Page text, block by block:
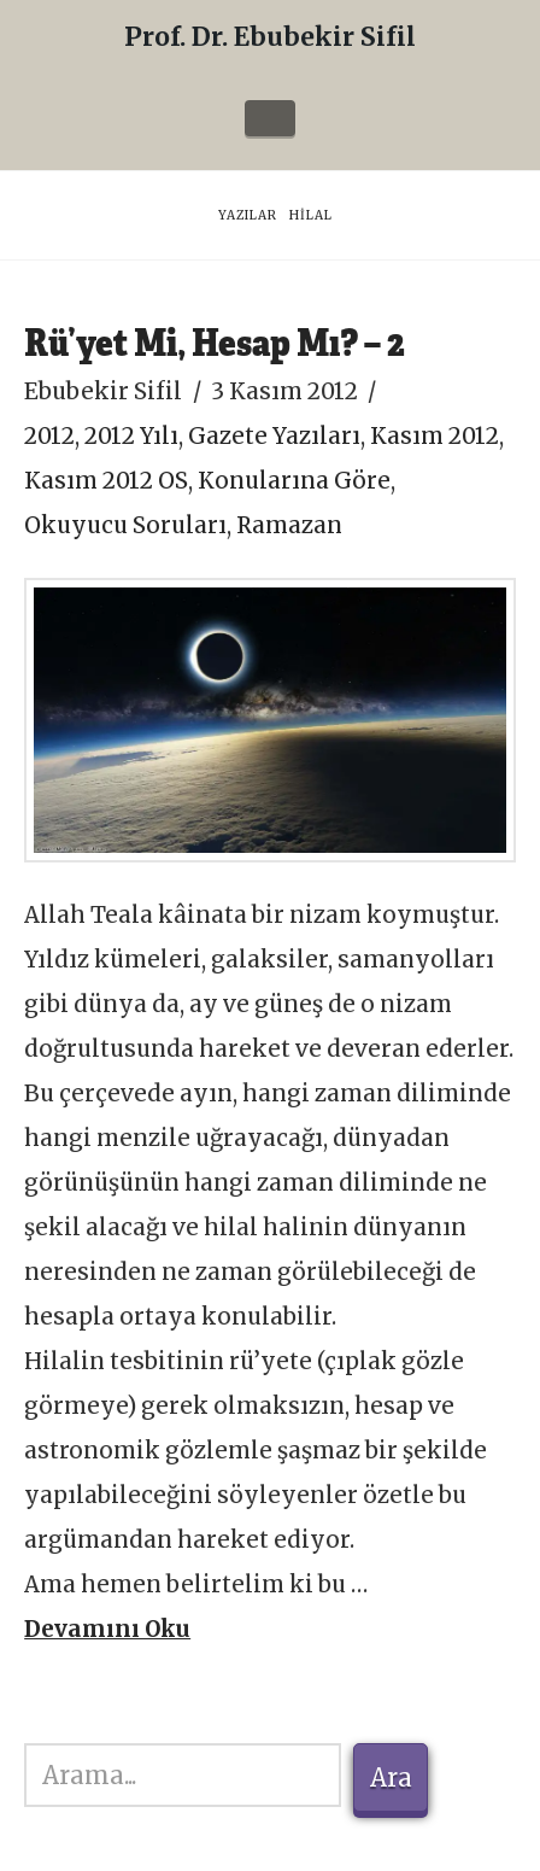
Sifil
Prof. Dr. Ebubekir Sifil
Navigation
HOME
YAZILAR HILAL
Rü’yet Mi, Hesap Mı? – 2
Ebubekir Sifil
3 Kasım 2012
2012,2012 Yılı, Gazete Yazıları, Kasım 2012,
Kasım 2012 OS, Konularına Göre,
Okuyucu Soruları, Ramazan
Allah Teala kâinata bir nizam koymuştur.
Yıldız kümeleri, galaksiler, samanyolları
gibi dünya da, ay ve güneş de o nizam
doğrultusunda hareket ve deveran ederler.
Bu çerçevede ayın, hangi zaman diliminde
hangi menzile uğrayacağı, dünyadan
görünüşünün hangi zaman diliminde ne
şekil alacağı ve hilal halinin dünyanın
neresinden ne zaman görülebileceği de
hesapla ortaya konulabilir.
Hilalin tesbitinin rü’yete (çıplak gözle
görmeye) gerek olmaksızın, hesap ve
astronomik gözlemle şaşmaz bir şekilde
yapılabileceğini söyleyenler özetle bu
argümandan hareket ediyor.
Ama hemen belirtelim ki bu …
Devamını Oku
Ara
Ara